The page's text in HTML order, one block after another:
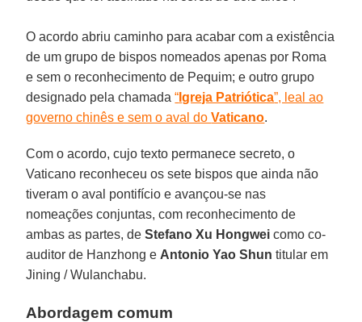
O acordo abriu caminho para acabar com a existência
de um grupo de bispos nomeados apenas por Roma
e sem o reconhecimento de Pequim; e outro grupo
designado pela chamada“ Igreja Patriótica”, leal ao
governo chinês e sem o aval doVaticano.
Com o acordo, cujo texto permanece secreto, o
Vaticano reconheceu os sete bispos que ainda não
tiveram o aval pontifício e avançou-se nas
nomeações conjuntas, com reconhecimento de
ambas as partes, deStefano Xu Hongwei como co-
auditor de Hanzhong e Antonio Yao Shun titular em
Jining / Wulanchabu.
Abordagem comum